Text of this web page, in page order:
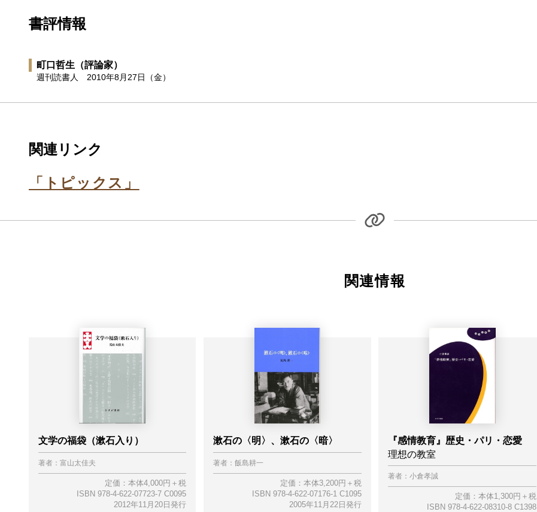
書評情報
町口哲生 （評論家）
週刊読書人 2010年8月27日（金）
関連リンク
「トピックス」
関連情報
文学の福袋（漱石入り）
著者：富山太佳夫
定価：本体4,000円＋税
ISBN 978-4-622-07723-7 C0095
2012年11月20日発行
漱石の〈明〉、漱石の〈暗〉
著者：飯島耕一
定価：本体3,200円＋税
ISBN 978-4-622-07176-1 C1095
2005年11月22日発行
『感情教育』歴史・パリ・恋愛
理想の教室
著者：小倉孝誠
定価：本体1,300円＋税
ISBN 978-4-622-08310-8 C1398